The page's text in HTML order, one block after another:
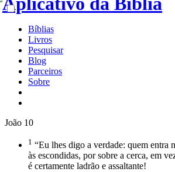
Bíblias
Livros
Pesquisar
Blog
Parceiros
Sobre
João 10
1 “Eu lhes digo a verdade: quem entra
às escondidas, por sobre a cerca, em
é certamente ladrão e assaltante!